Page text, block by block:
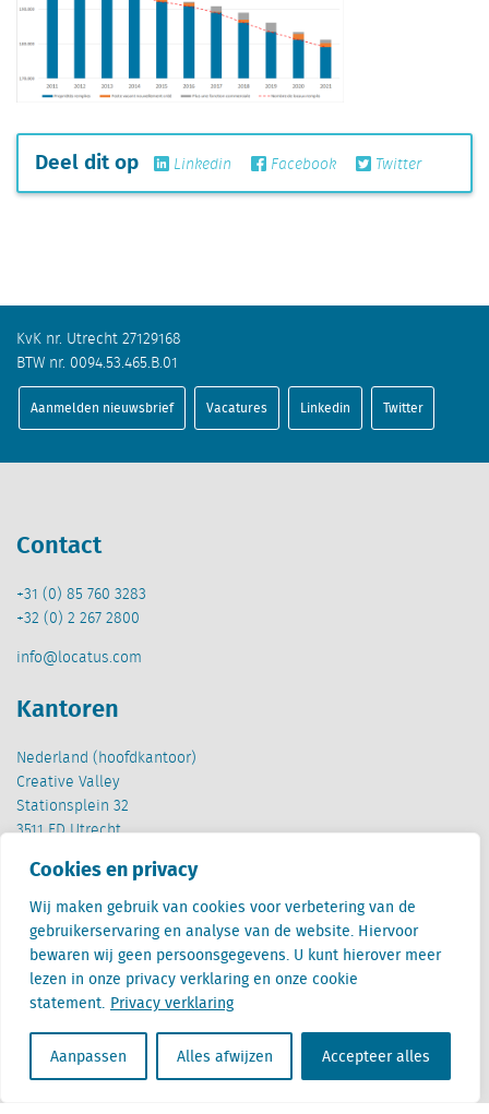
Cookies en privacy
Wij maken gebruik van cookies voor verbetering van de
gebruikerservaring en analyse van de website. Hiervoor
bewaren wij geen persoonsgegevens. U kunt hierover meer
lezen in onze privacy verklaring en onze cookie
statement. Privacy verklaring
Aanpassen Alles afwijzen Accepteer alles
Deel dit op Linkedin Facebook Twitter
KvK nr. Utrecht 27129168
BTW nr. 0094.53.465.B.01
Aanmelden nieuwsbrief Vacatures Linkedin Twitter
Contact
+31 (0) 85 760 3283
+32 (0) 2 267 2800
info@locatus.com
Kantoren
Nederland (hoofdkantoor)
Creative Valley
Stationsplein 32
3511 ED Utrecht
België
Cantersteen 47
1000 Brussel
Locatus B.V. and Locatus Belgie B.V. are wholly-owned subsidiaries of Green Street